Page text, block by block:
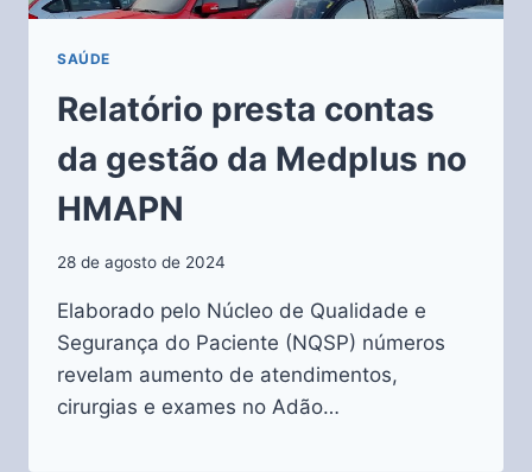
SAÚDE
Relatório presta contas
da gestão da Medplus no
HMAPN
28 de agosto de 2024
Elaborado pelo Núcleo de Qualidade e
Segurança do Paciente (NQSP) números
revelam aumento de atendimentos,
cirurgias e exames no Adão…